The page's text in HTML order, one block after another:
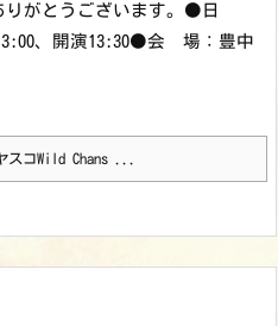
がとうございます。 ●日
、開演13:30●会 場：豊中
スコWild Chans ...